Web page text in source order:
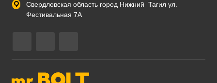
Свердловская область город Нижний Тагил ул.
Фестивальная 7А